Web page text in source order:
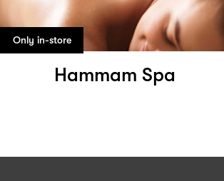
Only in-store
Hammam Spa